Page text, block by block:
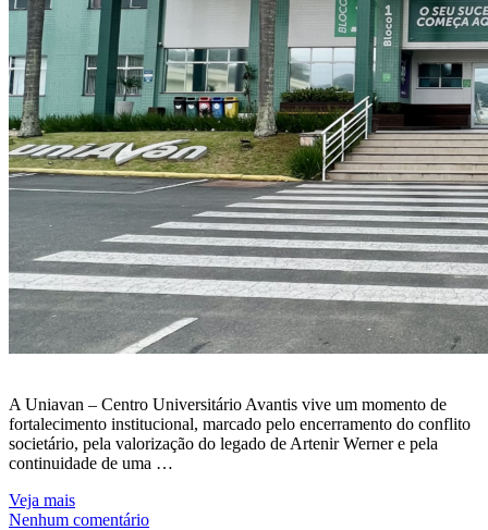
A Uniavan – Centro Universitário Avantis vive um momento de
fortalecimento institucional, marcado pelo encerramento do conflito
societário, pela valorização do legado de Artenir Werner e pela
continuidade de uma …
Veja mais
Nenhum comentário